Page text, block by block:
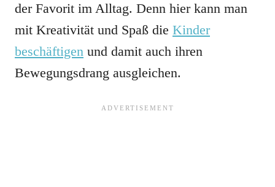
der Favorit im Alltag. Denn hier kann man
mit Kreativität und Spaß die Kinder
beschäftigen und damit auch ihren
Bewegungsdrang ausgleichen.